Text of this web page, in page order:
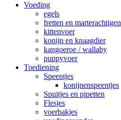
Voeding
egels
fretten en marterachtigen
kittenvoer
konijn en knaagdier
kangoeroe / wallaby
puppyvoer
Toediening
Speentjes
konijnenspeentjes
Spuitjes en pipetten
Flesjes
voerbakjes